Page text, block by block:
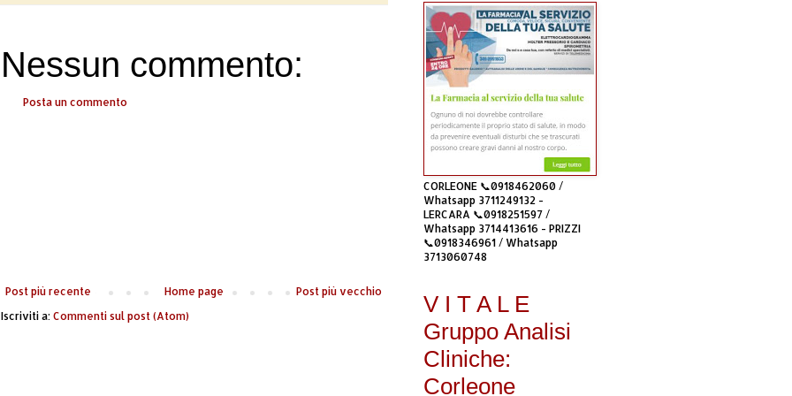
Nessun commento:
Posta un commento
Post più recente Post più vecchio
Home page
Iscriviti a: Commenti sul post (Atom)
CORLEONE 📞0918462060 /
Whatsapp 3711249132 -
LERCARA 📞0918251597 /
Whatsapp 3714413616 - PRIZZI
📞0918346961 / Whatsapp
3713060748
V I T A L E
Gruppo Analisi
Cliniche:
Corleone